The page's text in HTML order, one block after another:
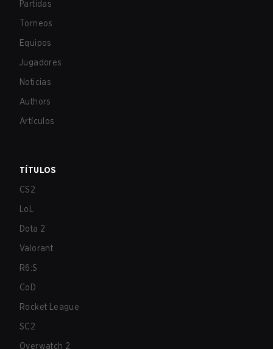
Partidas
Torneos
Equipos
Jugadores
Noticias
Authors
Artículos
TÍTULOS
CS2
LoL
Dota 2
Valorant
R6:S
CoD
Rocket League
SC2
Overwatch 2